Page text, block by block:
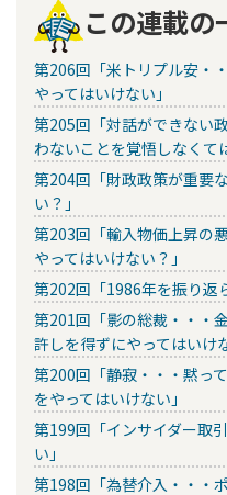
この連載の
第206回「米トリプル安・
やってはいけない」
第205回「対話ができない
わないことを覚悟しなくて
第204回「財政政策が重要
い？」
第203回「輸入物価上昇の
やってはいけない？」
第202回「1986年を振り返
第201回「影の総裁・・・
許しを得ずにやってはいけ
第200回「静寂・・・黙っ
をやってはいけない」
第199回「インサイダー取
い」
第198回「為替介入・・・